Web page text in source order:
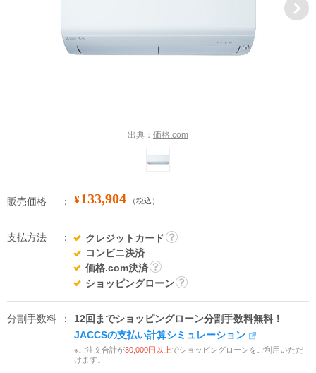
出典： 価格.com
販売価格 ¥133,904 （税込）
支払方法
クレジットカード
コンビニ決済
価格.com決済
詳
ショッピングローン
分割手数料
12回までショッピングローン分割手数料無料！
JACCSの支払い計算シミュレーション
※ご注文合計が30,000円以上でショッピングローンをご利用いただ
けます。